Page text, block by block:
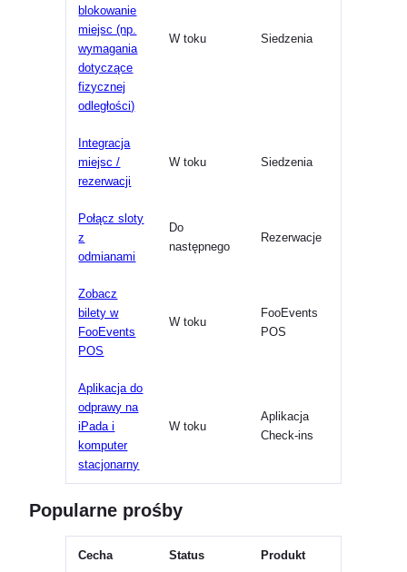
blokowanie
miejsc (np.
wymagania
dotyczące
fizycznej
odległości)
W toku Siedzenia
Integracja
miejsc /
rezerwacji
W toku Siedzenia
Połącz sloty
z
odmianami
Do
następnego
Rezerwacje
Zobacz
bilety w
FooEvents
POS
W toku
FooEvents
POS
Aplikacja do
odprawy na
iPada i
komputer
stacjonarny
W toku
Aplikacja
Check-ins
Popularne prośby
Cecha Status Produkt